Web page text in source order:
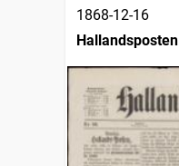
1868-12-16
Hallandsposten